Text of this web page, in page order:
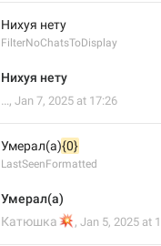
Нихуя нету
FilterNoChatsToDisplay
Нихуя нету
…, Jan 7, 2025 at 17:26
Умерал(а){0}
LastSeenFormatted
Умерал(а)
Катюшка
, Jan 5, 2025 at